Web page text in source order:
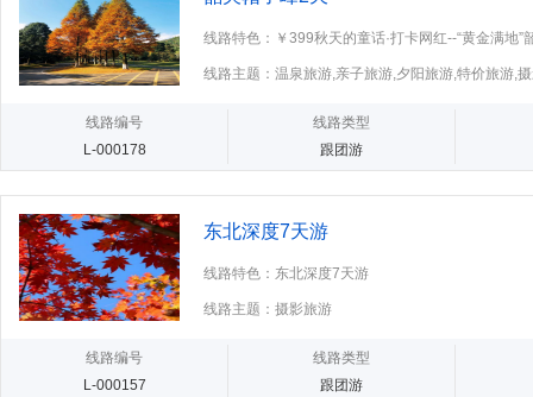
线路特色：￥399秋天的童话·打卡网红--“黄金满地”
线路主题：温泉旅游,亲子旅游,夕阳旅游,特价旅游,
线路编号
L-000178
线路类型
跟团游
东北深度7天游
线路特色：东北深度7天游
线路主题：摄影旅游
线路编号
L-000157
线路类型
跟团游